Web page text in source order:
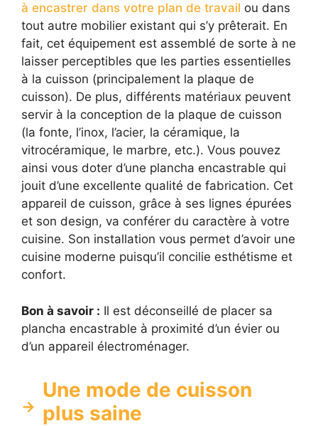
à encastrer dans votre plan de travail ou dans
tout autre mobilier existant qui s’y prêterait. En
fait, cet équipement est assemblé de sorte à ne
laisser perceptibles que les parties essentielles
à la cuisson (principalement la plaque de
cuisson). De plus, différents matériaux peuvent
servir à la conception de la plaque de cuisson
(la fonte, l’inox, l’acier, la céramique, la
vitrocéramique, le marbre, etc.). Vous pouvez
ainsi vous doter d’une plancha encastrable qui
jouit d’une excellente qualité de fabrication. Cet
appareil de cuisson, grâce à ses lignes épurées
et son design, va conférer du caractère à votre
cuisine. Son installation vous permet d’avoir une
cuisine moderne puisqu’il concilie esthétisme et
confort.
Bon à savoir : Il est déconseillé de placer sa
plancha encastrable à proximité d’un évier ou
d’un appareil électroménager.
Une mode de cuisson
plus saine